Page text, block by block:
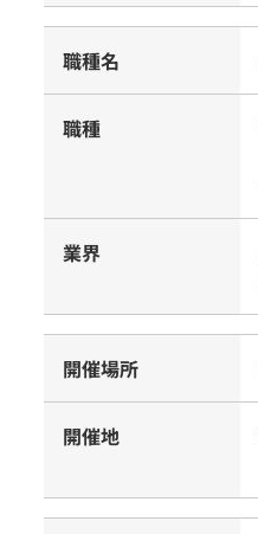
職種名
職種
業界
開催場所
開催地